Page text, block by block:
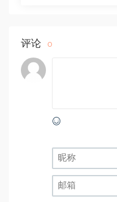
评论 0